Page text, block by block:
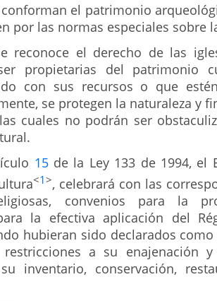
el patrimonio
por las normas especiales sobre
reconoce el derecho de las
propietarias del patrimonio
con sus recursos o que
se protegen la naturaleza y
cuales no podrán ser
15de la Ley 133 de 1994, el
<1>, celebrará con las
convenios para la
la efectiva aplicación del
hubieran sido declarados
restricciones a su enajenación
inventario, conservación,